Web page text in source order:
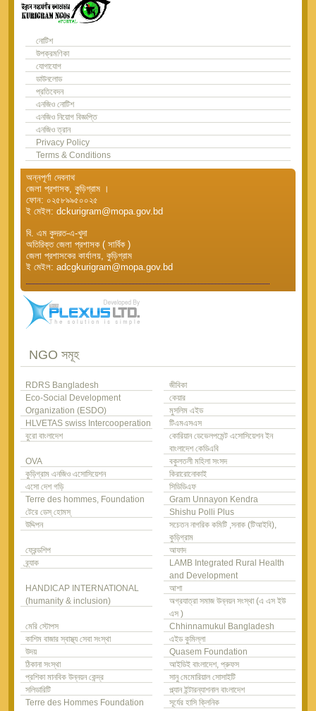
নোটিশ
উপক্রমণিকা
যোগাযোগ
ডাউনলোড
প্রতিবেদন
এনজিও নোটিশ
এনজিও নিয়োগ বিজ্ঞপ্তি
এনজিও ত্রান
Privacy Policy
Terms & Conditions
অন্নপূর্ণা দেবনাথ
জেলা প্রশাসক, কুড়িগ্রাম ।
ফোন: ০২৫৮৯৯৫০০২৫
ই মেইল: dckurigram@mopa.gov.bd
বি. এম কুদরত-এ-খুদা
অতিরিক্ত জেলা প্রশাসক ( সার্বিক )
জেলা প্রশাসকের কার্যালয়, কুড়িগ্রাম
ই মেইল: adcgkurigram@mopa.gov.bd
NGO সমূহ
RDRS Bangladesh
জীবিকা
Eco-Social Development
Organization (ESDO)
কেয়ার
মুসলিম এইড
HLVETAS swiss Intercooperation
টিএমএসএস
বুরো বাংলাদেশ
কোরিয়ান ডেভেলপমেন্ট এসোসিয়েশন ইন
বাংলাদেশ কেডিএবি
OVA
বকুলতলী মহিলা সংসদ
কুড়িগ্রাম এনজিও এসোসিয়েশন
কিরারোনোকাই
এসো দেশ গড়ি
সিডিডিএফ
Terre des hommes, Foundation
টেরে ডেস্ হোমস্
Gram Unnayon Kendra
Shishu Polli Plus
উদ্দিপন
সচেতন নাগরিক কমিটি ,সনাক (টিআইবি),
কুড়িগ্রাম
ফ্রেন্ডশিপ
আফাদ
ব্র্যাক
LAMB Integrated Rural Health
and Development
HANDICAP INTERNATIONAL
(humanity & inclusion)
আশা
অগ্রযাত্রা সমাজ উন্নয়ন সংস্থা (এ এস ইউ
এস )
মেরি স্টোপস
Chhinnamukul Bangladesh
কাশিম বাজার স্বাস্থ্য সেবা সংস্থা
এইড কুমিল্লা
উদয়
Quasem Foundation
ঠিকানা সংস্থা
আইডিই বাংলাদেশ, প্রুফস
প্রশিকা মানবিক উন্নয়ন কেন্দ্র
সানু মেমোরিয়াল সোসাইটি
সলিডারিটি
প্ল্যান ইন্টারন্যাশনাল বাংলাদেশ
Terre des Hommes Foundation
সূর্যের হাসি ক্লিনিক